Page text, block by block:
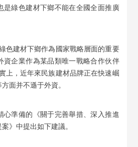
是綠色建材下鄉不能在全國全面推廣
色建材下鄉作為國家戰略層面的重要
資企業作為某品類唯一戰略合作伙伴
上，近年來民族建材品牌正在快速崛
面并不遜于外資。
心準備的《關于完善舉措、深入推進
》中提出如下建議。